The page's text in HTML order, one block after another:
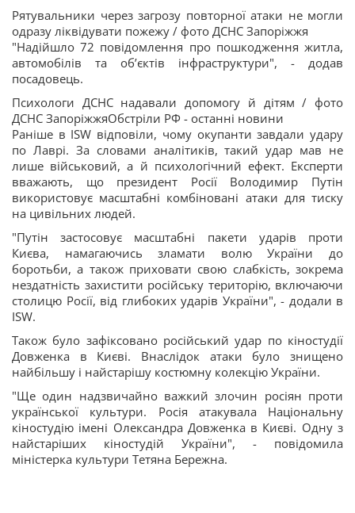
Рятувальники через загрозу повторної атаки не могли
одразу ліквідувати пожежу / фото ДСНС Запоріжжя
"Надійшло 72 повідомлення про пошкодження житла,
автомобілів та обʼєктів інфраструктури", - додав
посадовець.
Психологи ДСНС надавали допомогу й дітям / фото
ДСНС ЗапоріжжяОбстріли РФ - останні новини
Раніше в ISW відповіли, чому окупанти завдали удару
по Лаврі. За словами аналітиків, такий удар мав не
лише військовий, а й психологічний ефект. Експерти
вважають, що президент Росії Володимир Путін
використовує масштабні комбіновані атаки для тиску
на цивільних людей.
"Путін застосовує масштабні пакети ударів проти
Києва, намагаючись зламати волю України до
боротьби, а також приховати свою слабкість, зокрема
нездатність захистити російську територію, включаючи
столицю Росії, від глибоких ударів України", - додали в
ISW.
Також було зафіксовано російський удар по кіностудії
Довженка в Києві. Внаслідок атаки було знищено
найбільшу і найстарішу костюмну колекцію України.
"Ще один надзвичайно важкий злочин росіян проти
української культури. Росія атакувала Національну
кіностудію імені Олександра Довженка в Києві. Одну з
найстаріших кіностудій України", - повідомила
міністерка культури Тетяна Бережна.